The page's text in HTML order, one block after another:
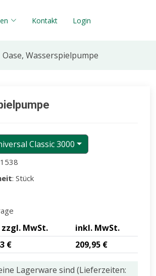
Kontakt Login
Oase, Wasserspielpumpe
Classic 3000
: Stück
zzgl. MwSt.
inkl. MwSt.
€ 209,95 €
Lagerware sind (Lieferzeiten: